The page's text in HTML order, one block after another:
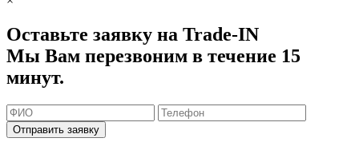
Оставьте заявку на Trade-IN
Мы Вам перезвоним в течение 15
минут.
Отправить заявку